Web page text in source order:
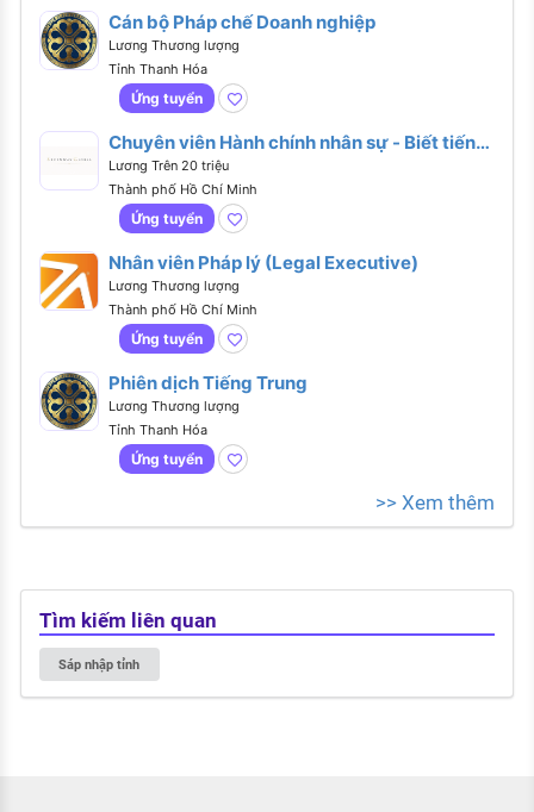
Cán bộ Pháp chế Doanh nghiệp
Lương Thương lượng
Tỉnh Thanh Hóa
Ứng tuyển
Chuyên viên Hành chính nhân sự - Biết tiếng
Anh hoặc tiếng Trung
Lương Trên 20 triệu
Thành phố Hồ Chí Minh
Ứng tuyển
Nhân viên Pháp lý (Legal Executive)
Lương Thương lượng
Thành phố Hồ Chí Minh
Ứng tuyển
Phiên dịch Tiếng Trung
Lương Thương lượng
Tỉnh Thanh Hóa
Ứng tuyển
>> Xem thêm
Tìm kiếm liên quan
Sáp nhập tỉnh